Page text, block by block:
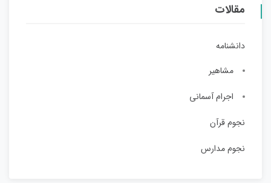
مقالات
دانشنامه
مشاهیر
اجرام آسمانی
نجوم قرآن
نجوم مدارس